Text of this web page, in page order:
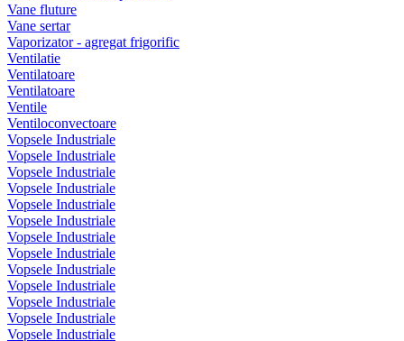
Vane fluture
Vane sertar
Vaporizator - agregat frigorific
Ventilatie
Ventilatoare
Ventilatoare
Ventile
Ventiloconvectoare
Vopsele Industriale
Vopsele Industriale
Vopsele Industriale
Vopsele Industriale
Vopsele Industriale
Vopsele Industriale
Vopsele Industriale
Vopsele Industriale
Vopsele Industriale
Vopsele Industriale
Vopsele Industriale
Vopsele Industriale
Vopsele Industriale